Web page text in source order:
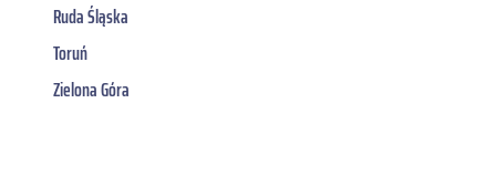
Ruda Śląska
Toruń
Zielona Góra